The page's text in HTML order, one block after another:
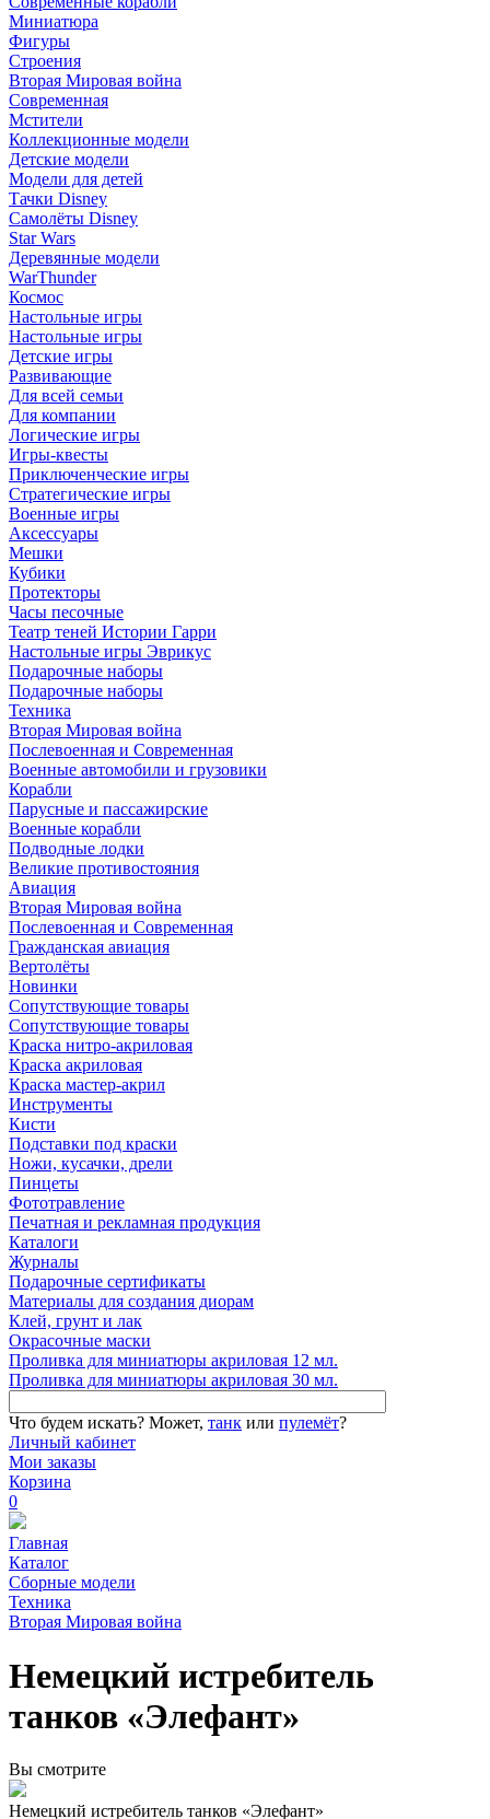
Миниатюра
Фигуры
Строения
Вторая Мировая война
Современная
Мстители
Коллекционные модели
Детские модели
Модели для детей
Тачки Disney
Самолёты Disney
Star Wars
Деревянные модели
WarThunder
Космос
Настольные игры
Настольные игры
Детские игры
Развивающие
Для всей семьи
Для компании
Логические игры
Игры-квесты
Приключенческие игры
Стратегические игры
Военные игры
Аксессуары
Мешки
Кубики
Протекторы
Часы песочные
Театр теней Истории Гарри
Настольные игры Эврикус
Подарочные наборы
Подарочные наборы
Техника
Вторая Мировая война
Послевоенная и Современная
Военные автомобили и грузовики
Корабли
Парусные и пассажирские
Военные корабли
Подводные лодки
Великие противостояния
Авиация
Вторая Мировая война
Послевоенная и Современная
Гражданская авиация
Вертолёты
Новинки
Сопутствующие товары
Сопутствующие товары
Краска нитро-акриловая
Краска акриловая
Краска мастер-акрил
Инструменты
Кисти
Подставки под краски
Ножи, кусачки, дрели
Пинцеты
Фототравление
Печатная и рекламная продукция
Каталоги
Журналы
Подарочные сертификаты
Материалы для создания диорам
Клей, грунт и лак
Окрасочные маски
Проливка для миниатюры акриловая 12 мл.
Проливка для миниатюры акриловая 30 мл.
Что будем искать? Может, танк или пулемёт?
Личный кабинет
Мои заказы
Корзина
0
Главная
Каталог
Сборные модели
Техника
Вторая Мировая война
Немецкий истребитель
танков «Элефант»
Вы смотрите
Немецкий истребитель танков «Элефант»